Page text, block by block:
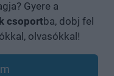
Gyere a
csoportba, dobj fel
olvasókkal!